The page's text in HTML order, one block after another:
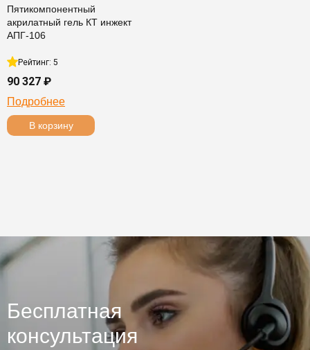
Пятикомпонентный
акрилатный гель КТ инжект
АПГ-106
Рейтинг: 5
90 327 ₽
Подробнее
В корзину
Бесплатная
консультация